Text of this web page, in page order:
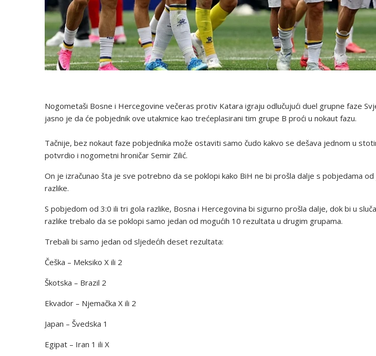
Nogometaši Bosne i Hercegovine večeras protiv Katara igraju odlučujući duel grupne faze
jasno je da će pobjednik ove utakmice kao trećeplasirani tim grupe B proći u nokaut fazu.
Tačnije, bez nokaut faze pobjednika može ostaviti samo čudo kakvo se dešava jednom u
potvrdio i nogometni hroničar Semir Zilić.
On je izračunao šta je sve potrebno da se poklopi kako BiH ne bi prošla dalje s pobjedama
razlike.
S pobjedom od 3:0 ili tri gola razlike, Bosna i Hercegovina bi sigurno prošla dalje, dok bi u
razlike trebalo da se poklopi samo jedan od mogućih 10 rezultata u drugim grupama.
Trebali bi samo jedan od sljedećih deset rezultata:
Češka – Meksiko X ili 2
Škotska – Brazil 2
Ekvador – Njemačka X ili 2
Japan – Švedska 1
Egipat – Iran 1 ili X